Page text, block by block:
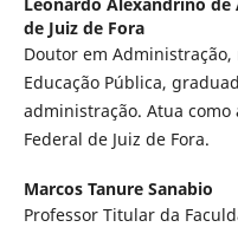
de Juiz de Fora
Doutor em Administração,
Educação Pública,
administração. Atua
Federal de Juiz de Fora.
Marcos Tanure Sanabio
Professor Titular da